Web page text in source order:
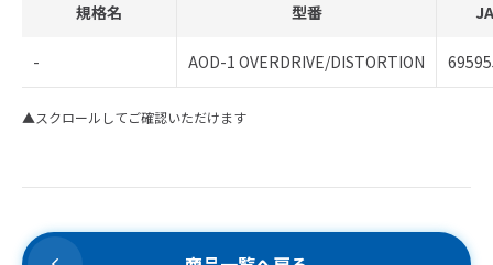
規格名 型番
- AOD-1 OVERDRIVE/DISTORTION
▲スクロールしてご確認いただけます